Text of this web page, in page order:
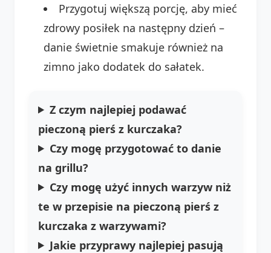
Przygotuj większą porcję, aby mieć
zdrowy posiłek na następny dzień –
danie świetnie smakuje również na
zimno jako dodatek do sałatek.
Z czym najlepiej podawać
pieczoną pierś z kurczaka?
Czy mogę przygotować to danie
na grillu?
Czy mogę użyć innych warzyw niż
te w przepisie na pieczoną pierś z
kurczaka z warzywami?
Jakie przyprawy najlepiej pasują